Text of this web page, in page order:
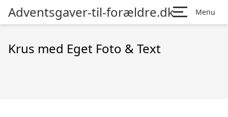
Adventsgaver-til-forældre.dk Menu
Krus med Eget Foto & Text